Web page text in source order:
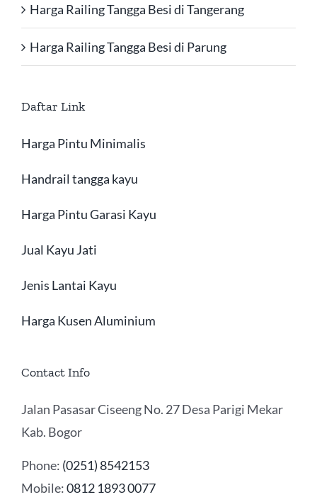
Harga Railing Tangga Besi di Tangerang
Harga Railing Tangga Besi di Parung
Daftar Link
Harga Pintu Minimalis
Handrail tangga kayu
Harga Pintu Garasi Kayu
Jual Kayu Jati
Jenis Lantai Kayu
Harga Kusen Aluminium
Contact Info
Jalan Pasasar Ciseeng No. 27 Desa Parigi Mekar
Kab. Bogor
Phone: (0251) 8542153
Mobile:0812 1893 0077